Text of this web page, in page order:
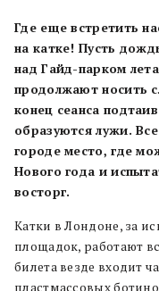
Где еще встретить
на катке! Пусть
над Гайд-парком
продолжают носить
конец сеанса
образуются лужи.
городе место, где
Нового года и
восторг.
Катки в Лондоне, за
площадок, работают
билета везде входит
пластмассовых